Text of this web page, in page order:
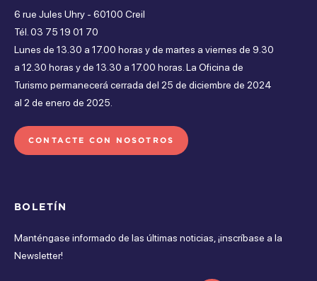
6 rue Jules Uhry - 60100 Creil
Tél. 03 75 19 01 70
Lunes de 13.30 a 17.00 horas y de martes a viernes de 9.30
a 12.30 horas y de 13.30 a 17.00 horas. La Oficina de
Turismo permanecerá cerrada del 25 de diciembre de 2024
al 2 de enero de 2025.
CONTACTE CON NOSOTROS
BOLETÍN
Manténgase informado de las últimas noticias, ¡inscríbase a la
Newsletter!